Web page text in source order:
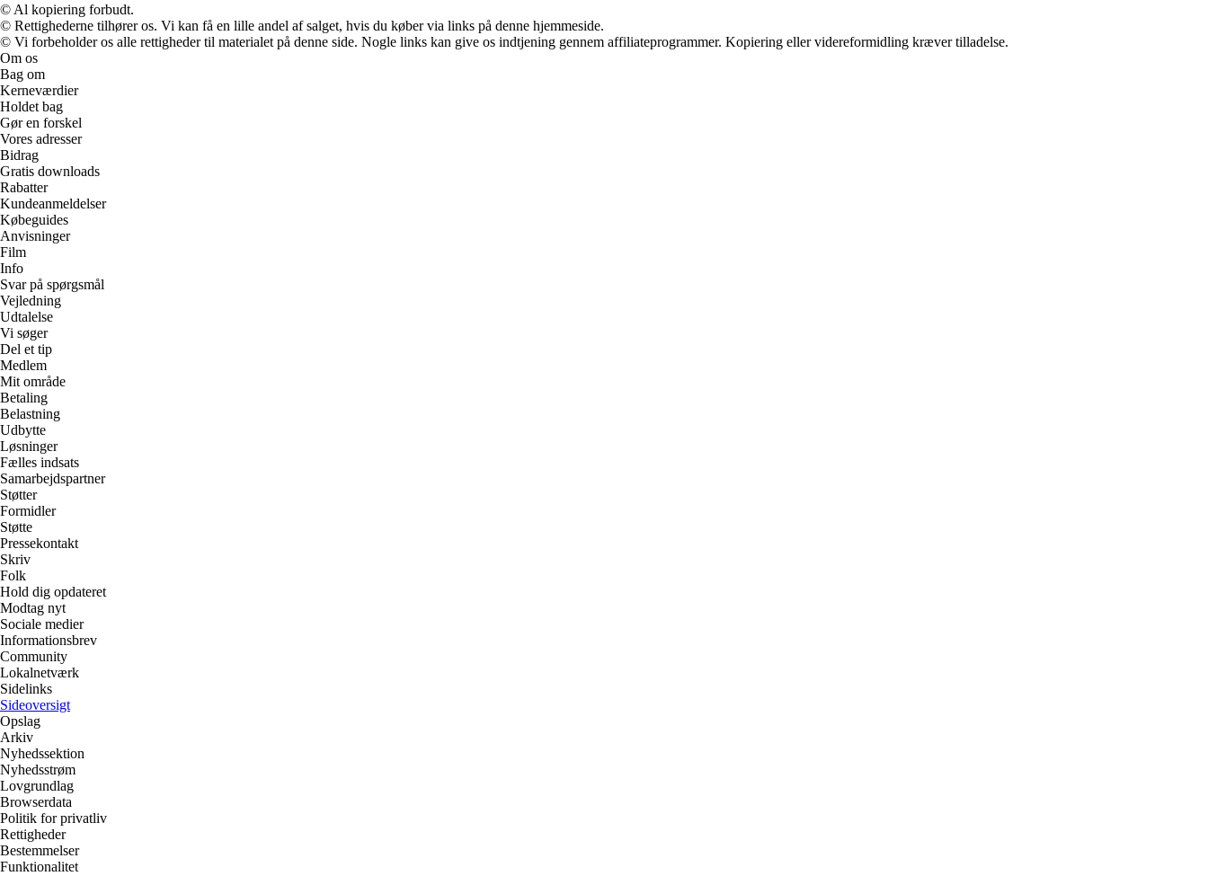
© Al kopiering forbudt.
© Rettighederne tilhører os. Vi kan få en lille andel af salget, hvis du køber via links på denne hjemmeside.
© Vi forbeholder os alle rettigheder til materialet på denne side. Nogle links kan give os indtjening gennem affiliateprogrammer. Kopiering eller videreformidling kræver tilladelse.
Om os
Bag om
Kerneværdier
Holdet bag
Gør en forskel
Vores adresser
Bidrag
Gratis downloads
Rabatter
Kundeanmeldelser
Købeguides
Anvisninger
Film
Info
Svar på spørgsmål
Vejledning
Udtalelse
Vi søger
Del et tip
Medlem
Mit område
Betaling
Belastning
Udbytte
Løsninger
Fælles indsats
Samarbejdspartner
Støtter
Formidler
Støtte
Pressekontakt
Skriv
Folk
Hold dig opdateret
Modtag nyt
Sociale medier
Informationsbrev
Community
Lokalnetværk
Sidelinks
Sideoversigt
Opslag
Arkiv
Nyhedssektion
Nyhedsstrøm
Lovgrundlag
Browserdata
Politik for privatliv
Rettigheder
Bestemmelser
Funktionalitet